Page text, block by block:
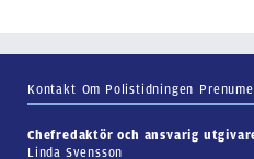
Kontakt Om Polistidningen
Chefredaktör och ansvarig
Linda Svensson